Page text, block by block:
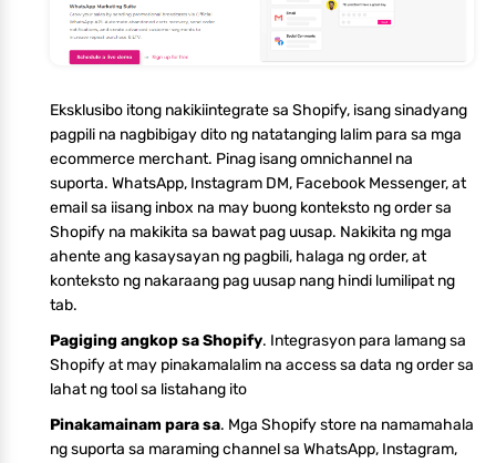
Eksklusibo itong nakikiintegrate sa Shopify, isang sinadyang
pagpili na nagbibigay dito ng natatanging lalim para sa mga
ecommerce merchant. Pinag isang omnichannel na
suporta. WhatsApp, Instagram DM, Facebook Messenger, at
email sa iisang inbox na may buong konteksto ng order sa
Shopify na makikita sa bawat pag uusap. Nakikita ng mga
ahente ang kasaysayan ng pagbili, halaga ng order, at
konteksto ng nakaraang pag uusap nang hindi lumilipat ng
tab.
Pagiging angkop sa Shopify. Integrasyon para lamang sa
Shopify at may pinakamalalim na access sa data ng order sa
lahat ng tool sa listahang ito
Pinakamainam para sa. Mga Shopify store na namamahala
ng suporta sa maraming channel sa WhatsApp, Instagram,